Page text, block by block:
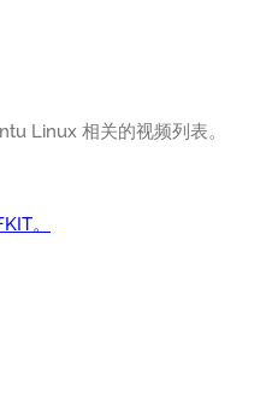
Linux 相关的视频列表。
。